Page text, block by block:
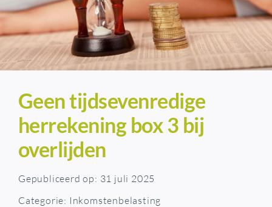
Geen tijdsevenredige
herrekening box 3 bij
overlijden
Gepubliceerd op: 31 juli 2025
Categorie: Inkomstenbelasting